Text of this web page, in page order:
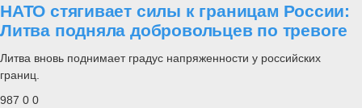
НАТО стягивает силы к границам России:
Литва подняла добровольцев по тревоге
Литва вновь поднимает градус напряженности у российских
границ.
987 0 0